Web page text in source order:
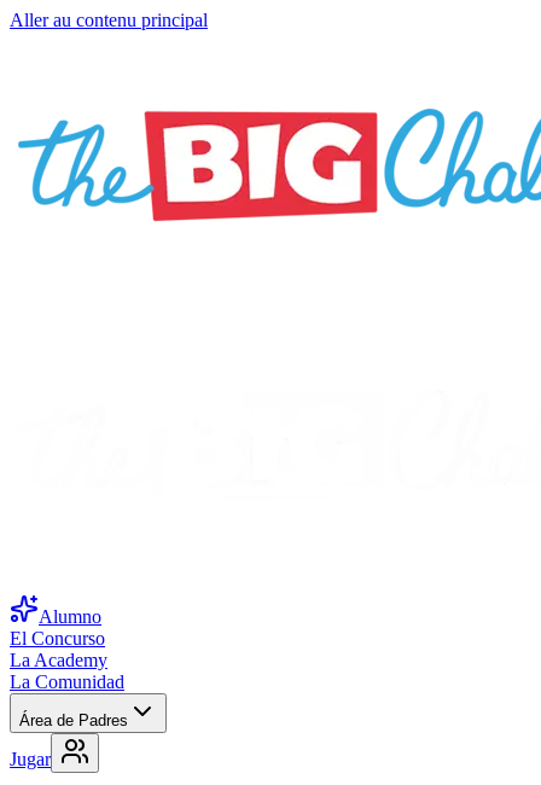
Aller au contenu principal
Alumno
El Concurso
La Academy
La Comunidad
Área de Padres
Jugar